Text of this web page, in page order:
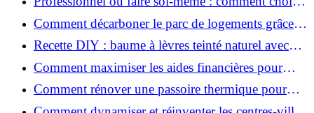
pour votre rénovation ?
Comment décarboner le parc de logements grâce à
la rénovation énergétique ?
Recette DIY : baume à lèvres teinté naturel avec
SPF
Comment maximiser les aides financières pour
votre rénovation ?
Comment rénover une passoire thermique pour
une maison durable ?